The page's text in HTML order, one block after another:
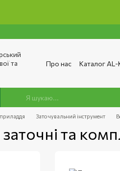
Про нас Каталог
Заточувальний інструмент
та